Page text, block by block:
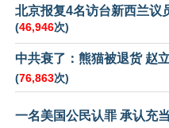
北京报复4名访台新西兰议
(46,946次)
中共衰了：熊猫被退货 赵
(76,863次)
一名美国公民认罪 承认充